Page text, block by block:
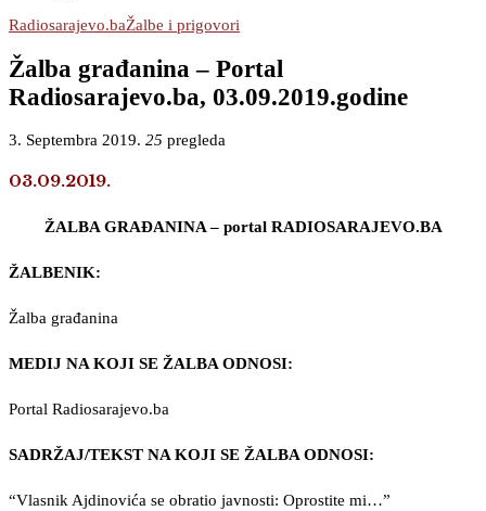
Radiosarajevo.baŽalbe i prigovori
Žalba građanina – Portal
Radiosarajevo.ba, 03.09.2019.godine
3. Septembra 2019. 25 pregleda
03.09.2019.
ŽALBA GRAĐANINA – portal RADIOSARAJEVO.BA
ŽALBENIK:
Žalba građanina
MEDIJ NA KOJI SE ŽALBA ODNOSI:
Portal Radiosarajevo.ba
SADRŽAJ/TEKST NA KOJI SE ŽALBA ODNOSI:
“Vlasnik Ajdinovića se obratio javnosti: Oprostite mi…”